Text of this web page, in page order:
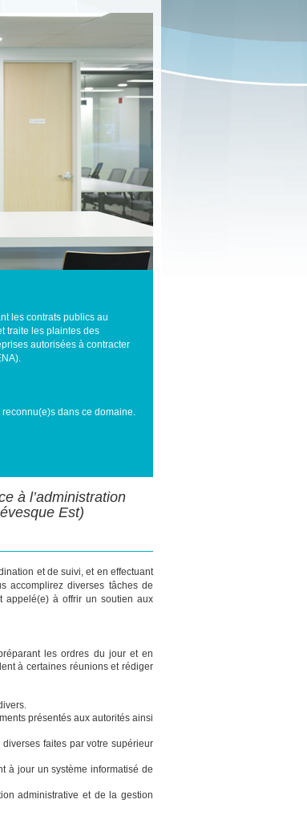
les contrats publics au
traite les plaintes des
autorisées à contracter
dans ce domaine.
à l’administration
Est)
et de suivi, et en effectuant
accomplirez diverses tâches de
appelé(e) à offrir un soutien aux
les ordres du jour et en
à certaines réunions et rédiger
présentés aux autorités ainsi
faites par votre supérieur
à jour un système informatisé de
administrative et de la gestion